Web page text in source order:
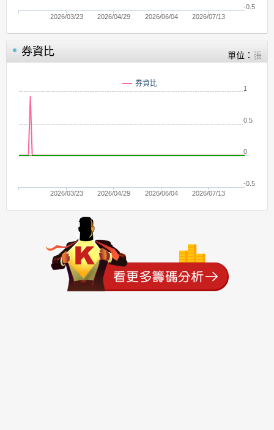
2026/03/23 2026/04/29 2026/06/04 2026/07/13
-0.5
券資比 單位： 張
券資比
2026/03/23 2026/04/29 2026/06/04 2026/07/13
-0.5
0
0.5
1